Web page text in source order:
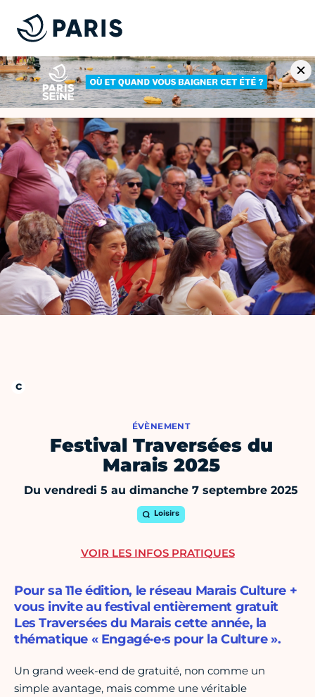
ÉVÈNEMENT
Festival Traversées du
Marais 2025
Du vendredi 5 au dimanche 7 septembre 2025
Loisirs
Pour sa 11e édition, le réseau Marais Culture +
vous invite au festival entièrement gratuit
Les Traversées du Marais cette année, la
thématique « Engagé·e·s pour la Culture ».
Un grand week-end de gratuité, non comme un
simple avantage, mais comme une véritable
VOIR LES INFOS PRATIQUES